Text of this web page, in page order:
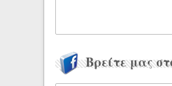
Βρείτε μας